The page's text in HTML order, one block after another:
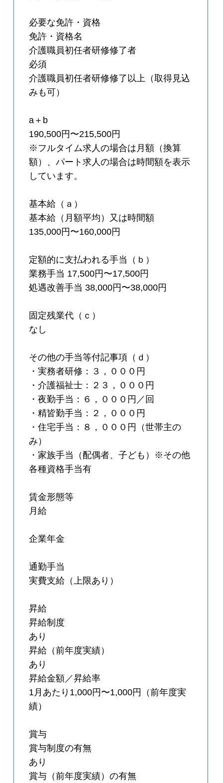
必要な免許・資格
免許・資格名
介護職員初任者研修修了者
必須
介護職員初任者研修修了以上（取得見込
みも可）
a＋b
190,500円〜215,500円
※フルタイム求人の場合は月額（換算
額）、パート求人の場合は時間額を表示
しています。
基本給（ａ）
基本給（月額平均）又は時間額
135,000円〜160,000円
定額的に支払われる手当（ｂ）
業務手当 17,500円〜17,500円
処遇改善手当 38,000円〜38,000円
固定残業代（ｃ）
なし
その他の手当等付記事項（ｄ）
・実務者研修：３，０００円
・介護福祉士：２３，０００円
・夜勤手当：６，０００円／回
・精皆勤手当：２，０００円
・住宅手当：８，０００円（世帯主の
み）
・家族手当（配偶者、子ども）※その他
各種資格手当有
賃金形態等
月給
企業年金
通勤手当
実費支給（上限あり）
昇給
昇給制度
あり
昇給（前年度実績）
あり
昇給金額／昇給率
1月あたり1,000円〜1,000円（前年度実
績）
賞与
賞与制度の有無
あり
賞与（前年度実績）の有無